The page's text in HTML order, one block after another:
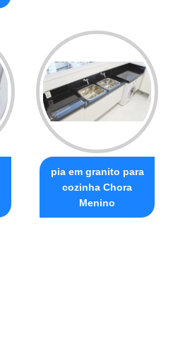
pia em granito para
cozinha Chora
Menino